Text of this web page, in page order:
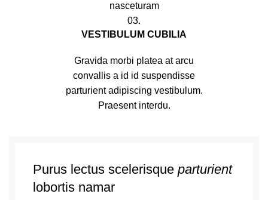
nasceturam
03.
VESTIBULUM CUBILIA
Gravida morbi platea at arcu
convallis a id id suspendisse
parturient adipiscing vestibulum.
Praesent interdu.
Purus lectus scelerisque parturient
lobortis namar